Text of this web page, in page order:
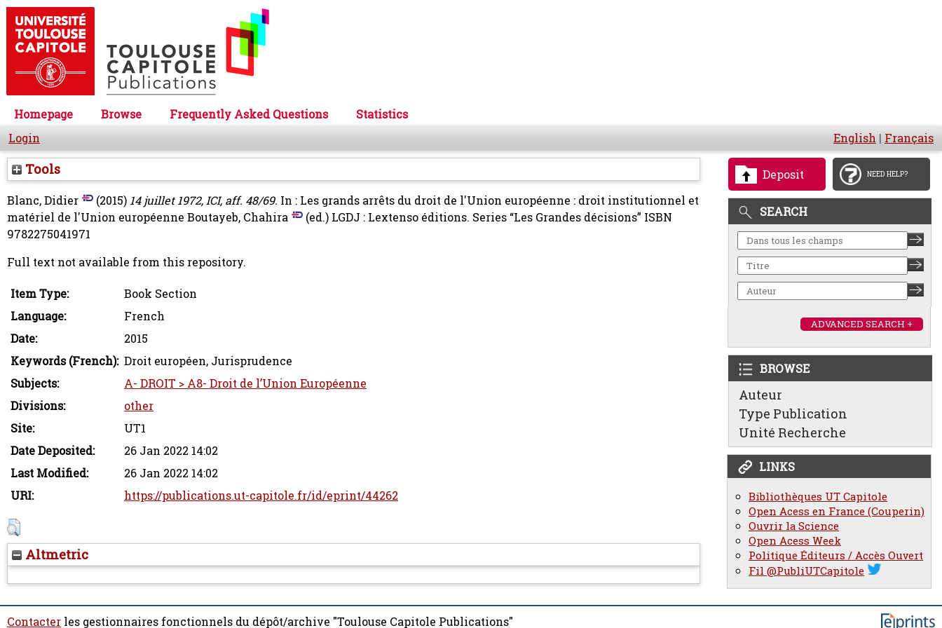
Homepage Browse Frequently Asked Questions
Statistics
Login
English | Français
Deposit NEED HELP?
SEARCH
ADVANCED SEARCH +
BROWSE
Auteur
Type Publication
Unité Recherche
LINKS
Bibliothèques UT Capitole
Open Acess en France (Couperin)
Ouvrir la Science
Open Acess Week
Politique Éditeurs / Accès Ouvert
Fil @PubliUTCapitole
Tools
Blanc, Didier (2015) 14 juillet 1972, ICI, aff. 48/69. In : Les grands arrêts du droit de l'Union européenne : droit institutionnel et
matériel de l'Union européenne Boutayeb, Chahira
(ed.) LGDJ : Lextenso éditions. Series “Les Grandes décisions” ISBN
9782275041971
Full text not available from this repository.
Item Type:
Book Section
Language:
French
Date:
2015
Keywords (French): Droit européen, Jurisprudence
Subjects:
A- DROIT > A8- Droit de l’Union Européenne
Divisions:
other
Site:
UT1
Date Deposited:
26 Jan 2022 14:02
Last Modified:
26 Jan 2022 14:02
URI:
https://publications.ut-capitole.fr/id/eprint/44262
Altmetric
Contacter les gestionnaires fonctionnels du dépôt/archive "Toulouse Capitole Publications"